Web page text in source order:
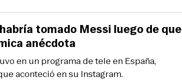
en un programa de tele en España,
aconteció en su Instagram.
tomado Messi luego de que
anécdota